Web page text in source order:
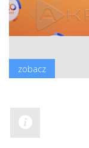
zobacz